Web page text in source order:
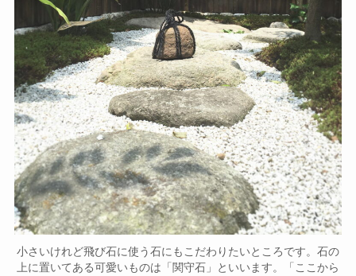
小さいけれど飛び石に使う石にもこだわりたいところです。石の
上に置いてある可愛いものは「関守石」といいます。「ここから